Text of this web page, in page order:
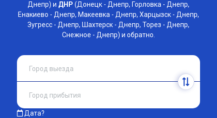
Днепр) и ДНР (Донецк - Днепр, Горловка - Днепр,
Енакиево - Днепр, Макеевка - Днепр, Харцызск - Днепр,
Зугресс - Днепр, Шахтерск - Днепр, Торез - Днепр,
Снежное - Днепр) и обратно.
Дата?